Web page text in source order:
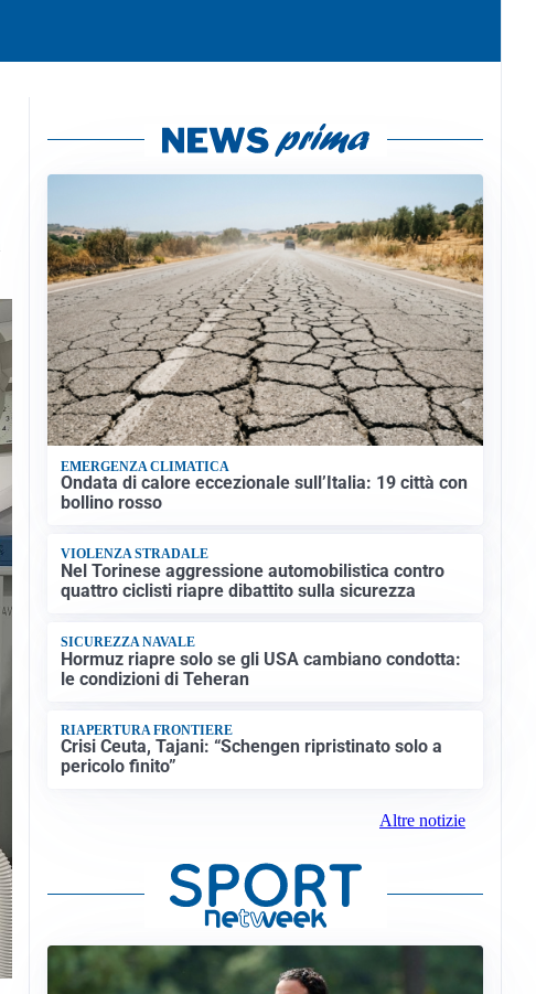
EMERGENZA CLIMATICA
Ondata di calore eccezionale sull’Italia: 19 città con
bollino rosso
VIOLENZA STRADALE
Nel Torinese aggressione automobilistica contro
quattro ciclisti riapre dibattito sulla sicurezza
SICUREZZA NAVALE
Hormuz riapre solo se gli USA cambiano condotta:
le condizioni di Teheran
RIAPERTURA FRONTIERE
Crisi Ceuta, Tajani: “Schengen ripristinato solo a
pericolo finito”
Altre notizie